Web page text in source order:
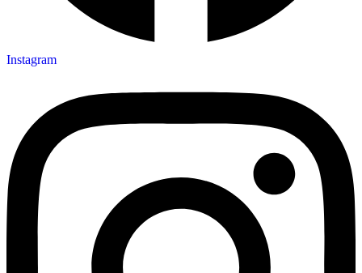
Instagram